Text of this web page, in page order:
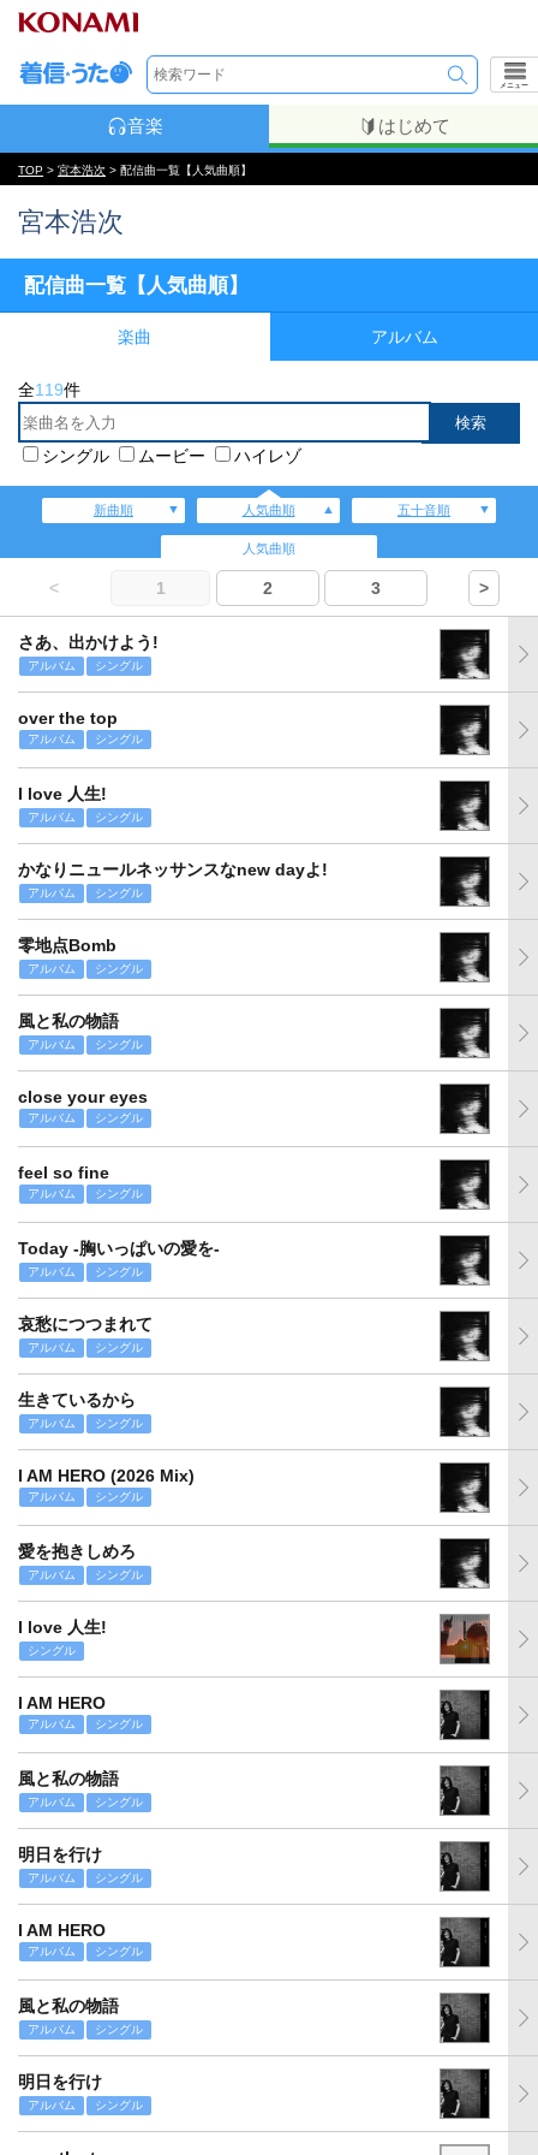
メニュー
音楽 はじめて
TOP > 宮本浩次 > 配信曲一覧【人気曲順】
宮本浩次
配信曲一覧【人気曲順】
楽曲 アルバム
全119件
シングル ムービー ハイレゾ
新曲順 人気曲順 五十音順
人気曲順
< 1 2 3 >
さあ、出かけよう!
アルバム シングル
over the top
アルバム シングル
I love 人生!
アルバム シングル
かなりニュールネッサンスなnew dayよ!
アルバム シングル
零地点Bomb
アルバム シングル
風と私の物語
アルバム シングル
close your eyes
アルバム シングル
feel so fine
アルバム シングル
Today -胸いっぱいの愛を-
アルバム シングル
哀愁につつまれて
アルバム シングル
生きているから
アルバム シングル
I AM HERO (2026 Mix)
アルバム シングル
愛を抱きしめろ
アルバム シングル
I love 人生!
シングル
I AM HERO
アルバム シングル
風と私の物語
アルバム シングル
明日を行け
アルバム シングル
I AM HERO
アルバム シングル
風と私の物語
アルバム シングル
明日を行け
アルバム シングル